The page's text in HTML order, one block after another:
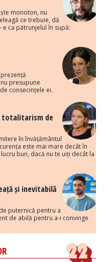
monoton, nu
ce trebuie, dă
e ca pătrunjelul în supă:
presupune
consecințele ei.
totalitarism de
în învățământul
este mai mare decât în
bun, dacă nu te uiți decât la
și inevitabilă
puternică pentru a
de abilă pentru a-i convinge